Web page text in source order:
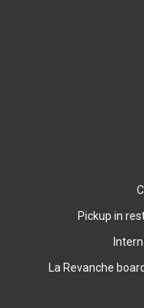
Pickup in
La Revanche